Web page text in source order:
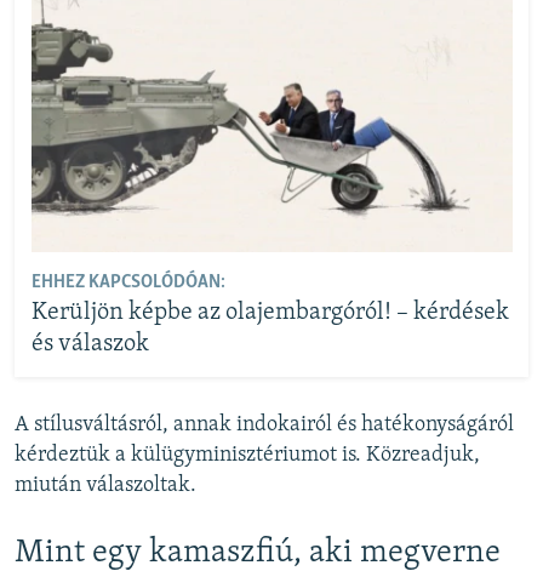
EHHEZ KAPCSOLÓDÓAN:
Kerüljön képbe az olajembargóról! – kérdések
és válaszok
A stílusváltásról, annak indokairól és hatékonyságáról
kérdeztük a külügyminisztériumot is. Közreadjuk,
miután válaszoltak.
Mint egy kamaszfiú, aki megverne